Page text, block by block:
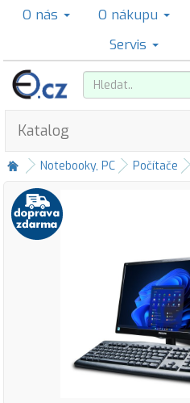
O nás O nákupu
Servis
Katalog
Notebooky, PC Počítače